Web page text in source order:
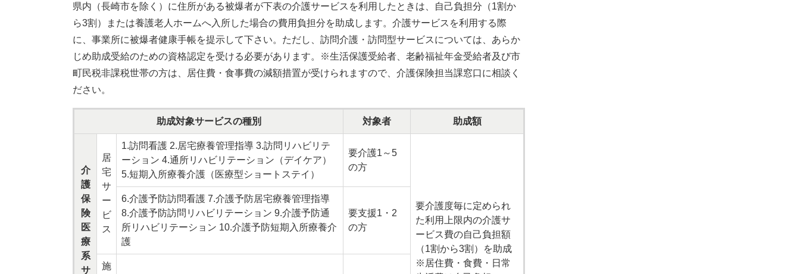
県内（長崎市を除く）に住所がある被爆者が下表の介護サービスを利用したときは、自己負担分（1割か
ら3割）または養護老人ホームへ入所した場合の費用負担分を助成します。介護サービスを利用する際
に、事業所に被爆者健康手帳を提示して下さい。ただし、訪問介護・訪問型サービスについては、あらか
じめ助成受給のための資格認定を受ける必要があります。※生活保護受給者、老齢福祉年金受給者及び市
町民税非課税世帯の方は、居住費・食事費の減額措置が受けられますので、介護保険担当課窓口に相談く
ださい。
助成対象サービスの種別 対象者 助成額
介
護
保
険
医
療
系
サ
居
宅
サ
ー
ビ
ス
1.訪問看護 2.居宅療養管理指導 3.訪問リハビリテ
ーション 4.通所リハビリテーション（デイケア）
5.短期入所療養介護（医療型ショートステイ）
要介護1～5
の方
要介護度毎に定められ
た利用上限内の介護サ
ービス費の自己負担額
（1割から3割）を助成
※居住費・食費・日常
6.介護予防訪問看護 7.介護予防居宅療養管理指導
8.介護予防訪問リハビリテーション 9.介護予防通
所リハビリテーション 10.介護予防短期入所療養介
護
要支援1・2
の方
施